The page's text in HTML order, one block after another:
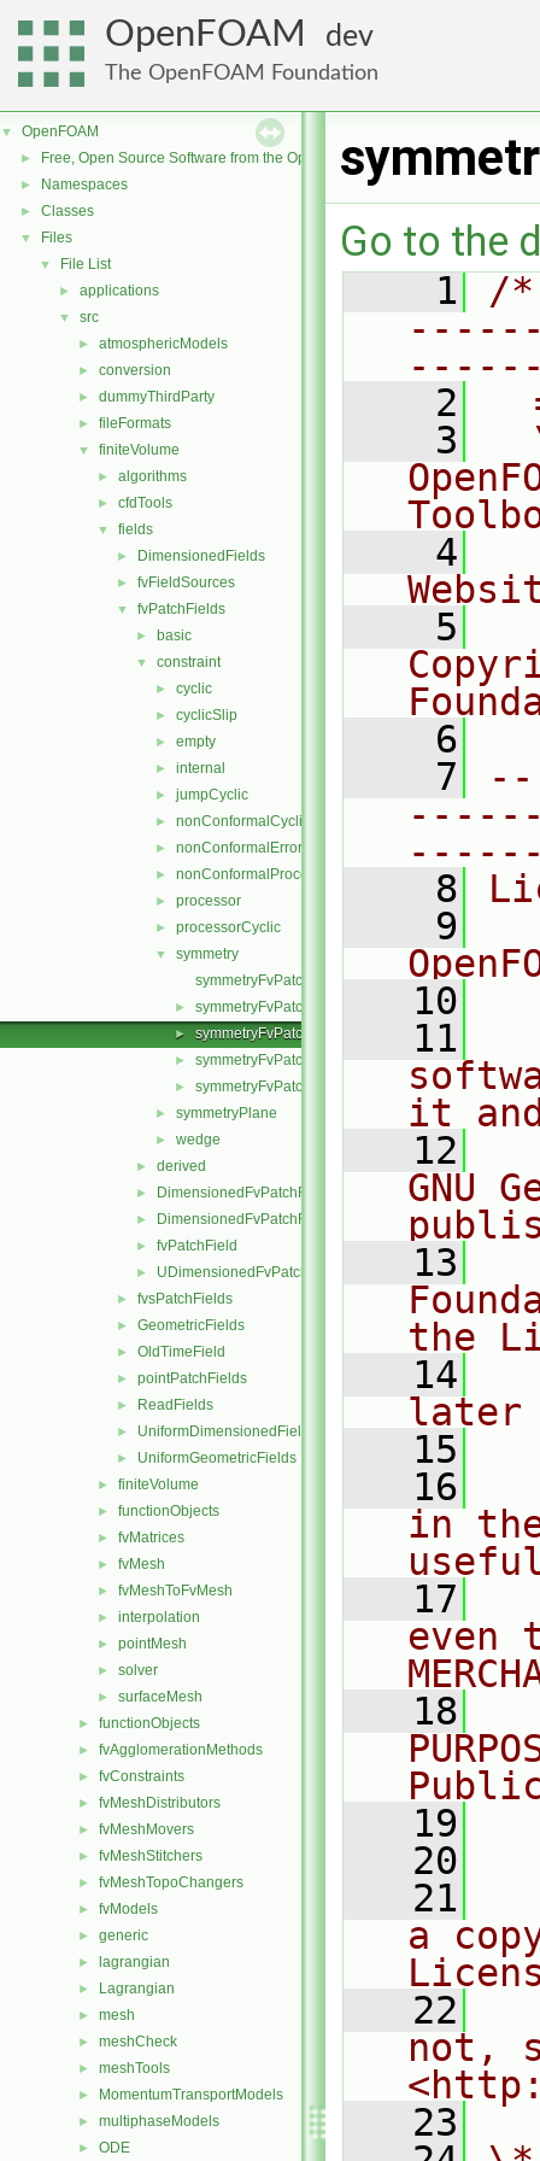
OpenFOAM dev
The OpenFOAM Foundation
▼ OpenFOAM
► Free, Open Source Software from the OpenFOAM Foundation
► Namespaces
► Classes
▼ Files
▼ File List
► applications
▼ src
► atmosphericModels
► conversion
► dummyThirdParty
► fileFormats
▼ finiteVolume
► algorithms
► cfdTools
▼ fields
► DimensionedFields
► fvFieldSources
▼ fvPatchFields
► basic
▼ constraint
► cyclic
► cyclicSlip
► empty
► internal
► jumpCyclic
► nonConformalCyclic
► nonConformalError
► nonConformalProcessorCyclic
► processor
► processorCyclic
▼
symmetry
symmetryFvPatchField.C
► symmetryFvPatchField.H
► symmetryFvPatchFields.C
► symmetryFvPatchFields.H
► symmetryFvPatchFieldsFwd.H
► symmetryPlane
► wedge
► derived
► DimensionedFvPatchFieldFunctions
► DimensionedFvPatchFields
► fvPatchField
► UDimensionedFvPatchFields
► fvsPatchFields
► GeometricFields
► OldTimeField
► pointPatchFields
► ReadFields
► UniformDimensionedFields
► UniformGeometricFields
► finiteVolume
► functionObjects
► fvMatrices
► fvMesh
► fvMeshToFvMesh
► interpolation
► pointMesh
► solver
► surfaceMesh
► functionObjects
► fvAgglomerationMethods
► fvConstraints
► fvMeshDistributors
► fvMeshMovers
► fvMeshStitchers
► fvMeshTopoChangers
► fvModels
► generic
► lagrangian
► Lagrangian
► mesh
► meshCheck
► meshTools
► MomentumTransportModels
► multiphaseModels
► ODE
Go to the
    1
/
    2
    3
    4
    5
    6
    7
    8
    9
   10
   11
it
   12
GNU
   13
the
   14
later
   15
   16
in
   17
even
   18
   19
   20
   21
a
   22
not,
   23